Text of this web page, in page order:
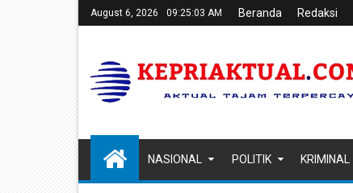
August 6, 2026 09:25:04 AM Beranda Redaksi
NASIONAL POLITIK KRIMINAL